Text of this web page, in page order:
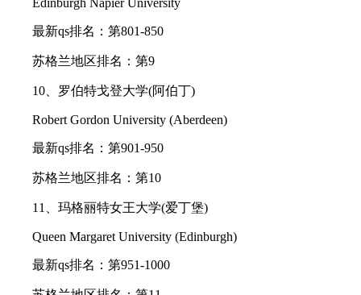
最新qs排名：第801-850
苏格兰地区排名：第9
10、罗伯特戈登大学(阿伯丁)
Robert Gordon University (Aberdeen)
最新qs排名：第901-950
苏格兰地区排名：第10
11、玛格丽特女王大学(爱丁堡)
Queen Margaret University (Edinburgh)
最新qs排名：第951-1000